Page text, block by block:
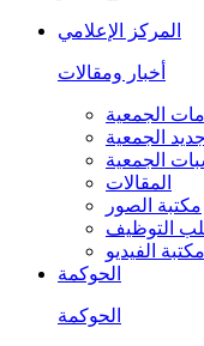
المركز الإعلامي
أخبار ومقالات
الجمعية
جديد الجمعية
الجمعية
المقالات
مكتبة الصور
التوظيف
مكتبة الفيديو
الحوكمة
الحوكمة